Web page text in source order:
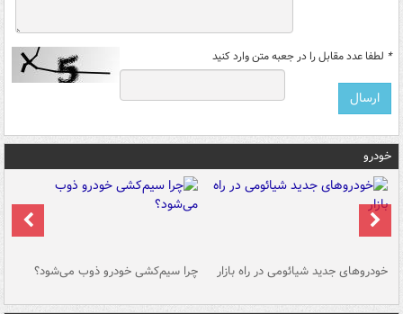
* لطفا عدد مقابل را در جعبه متن وارد کنید
خودرو
خودروهای جدید شیائومی در راه بازار چرا سیم‌کشی خودرو ذوب می‌شود؟